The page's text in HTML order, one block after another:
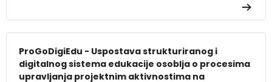
ProGoDigiEdu - Uspostava strukturiranog i
digitalnog sistema edukacije osoblja o procesima
upravljanja projektnim aktivnostima na